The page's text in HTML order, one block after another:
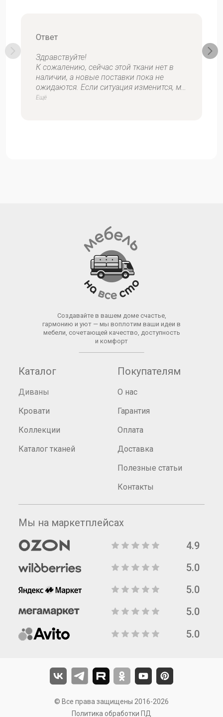
Ответ
Здравствуйте!
К сожалению, сейчас этой ткани нет в
наличии, а новые поставки пока не
ожидаются. Если ситуация изменится, мы
обязательно вам сообщим.
Ещё
Создавайте в вашем доме счастье,
гармонию и уют — мы воплотим ваши идеи в
мебели, сочетающей качество, доступность
и комфорт
Каталог
Диваны
Кровати
Коллекции
Каталог тканей
Покупателям
О нас
Гарантия
Оплата
Доставка
Полезные статьи
Контакты
Мы на маркетплейсах
4.9
5.0
5.0
5.0
5.0
© Все права защищены 2016-2026
Политика обработки ПД